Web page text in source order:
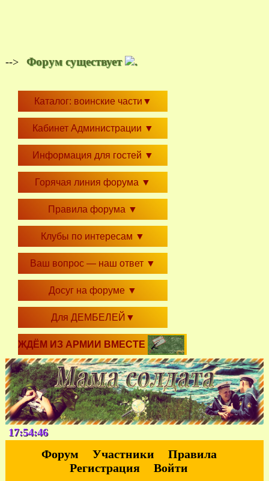
--> Форум существует .
Каталог: воинские части ▼
Кабинет Администрации ▼
Информация для гостей ▼
Горячая линия форума ▼
Правила форума ▼
Клубы по интересам ▼
Ваш вопрос — наш ответ ▼
Досуг на форуме ▼
Для ДЕМБЕЛЕЙ ▼
ЖДЁМ ИЗ АРМИИ ВМЕСТЕ
17:54:47
Форум Участники
Правила
Регистрация
Войти